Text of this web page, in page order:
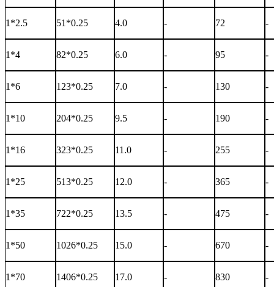
1*2.5 51*0.25 4.0 - 72 -
1*4 82*0.25 6.0 - 95 -
1*6 123*0.25 7.0 - 130 -
1*10 204*0.25 9.5 - 190 -
1*16 323*0.25 11.0 - 255 -
1*25 513*0.25 12.0 - 365 -
1*35 722*0.25 13.5 - 475 -
1*50 1026*0.25 15.0 - 670 -
1*70 1406*0.25 17.0 - 830 -